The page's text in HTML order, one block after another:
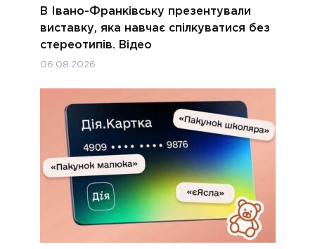
В Івано-Франківську презентували
виставку, яка навчає спілкуватися без
стереотипів. Відео
06.08.2026